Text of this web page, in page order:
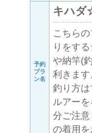
予約
プラ
ン名
キハダ
こちら
りをす
や納竿(
利きま
釣り方
ルアー
分ご注
の着用を